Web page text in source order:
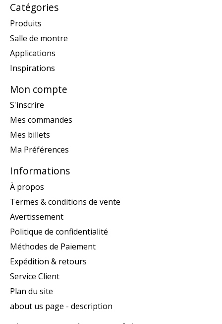
Catégories
Produits
Salle de montre
Applications
Inspirations
Mon compte
S'inscrire
Mes commandes
Mes billets
Ma Préférences
Informations
À propos
Termes & conditions de vente
Avertissement
Politique de confidentialité
Méthodes de Paiement
Expédition & retours
Service Client
Plan du site
about us page - description